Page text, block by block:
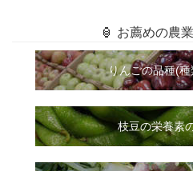
🏮 お薦めの農
りんごの品種(
枝豆の栄養素